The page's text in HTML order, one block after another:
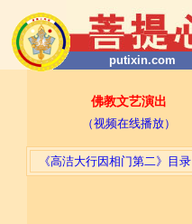
《高洁大行因相门第二》目录
putixin.com
佛教文艺演出
（视频在线播放）